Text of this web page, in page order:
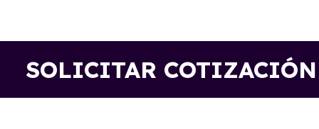
SOLICITAR COTIZACIÓN